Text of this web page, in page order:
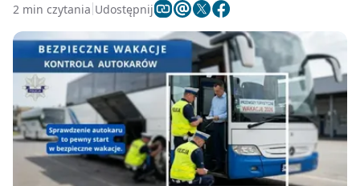
2 min czytania Udostępnij